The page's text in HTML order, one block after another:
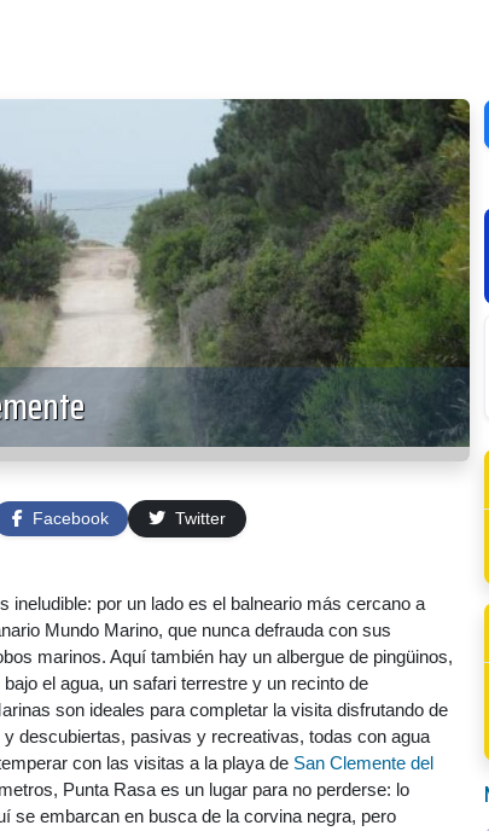
Facebook Twitter
ineludible: por un lado es el balneario más cercano a
Mundo Marino, que nunca defrauda con sus
marinos. Aquí también hay un albergue de pingüinos,
el agua, un safari terrestre y un recinto de
son ideales para completar la visita disfrutando de
descubiertas, pasivas y recreativas, todas con agua
con las visitas a la playa de San Clemente del
Punta Rasa es un lugar para no perderse: lo
se embarcan en busca de la corvina negra, pero